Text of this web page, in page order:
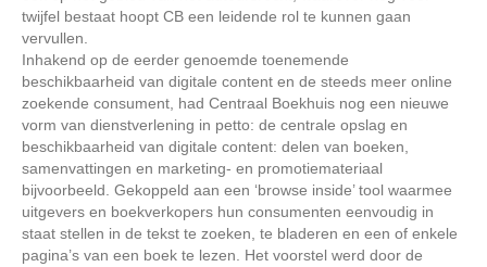
twijfel bestaat hoopt CB een leidende rol te kunnen gaan
vervullen.
Inhakend op de eerder genoemde toenemende
beschikbaarheid van digitale content en de steeds meer online
zoekende consument, had Centraal Boekhuis nog een nieuwe
vorm van dienstverlening in petto: de centrale opslag en
beschikbaarheid van digitale content: delen van boeken,
samenvattingen en marketing- en promotiemateriaal
bijvoorbeeld. Gekoppeld aan een ‘browse inside’ tool waarmee
uitgevers en boekverkopers hun consumenten eenvoudig in
staat stellen in de tekst te zoeken, te bladeren en een of enkele
pagina’s van een boek te lezen. Het voorstel werd door de